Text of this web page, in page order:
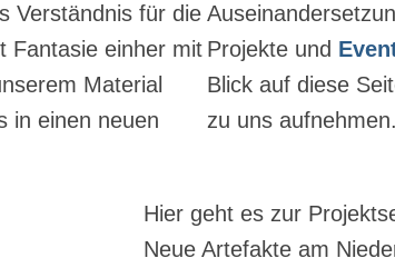
Verständnis für die
Fantasie einher mit
Material
in einen neuen
Projekte und
Blick auf diese
zu uns aufnehmen.
Hier geht es zur
Neue Artefakte am